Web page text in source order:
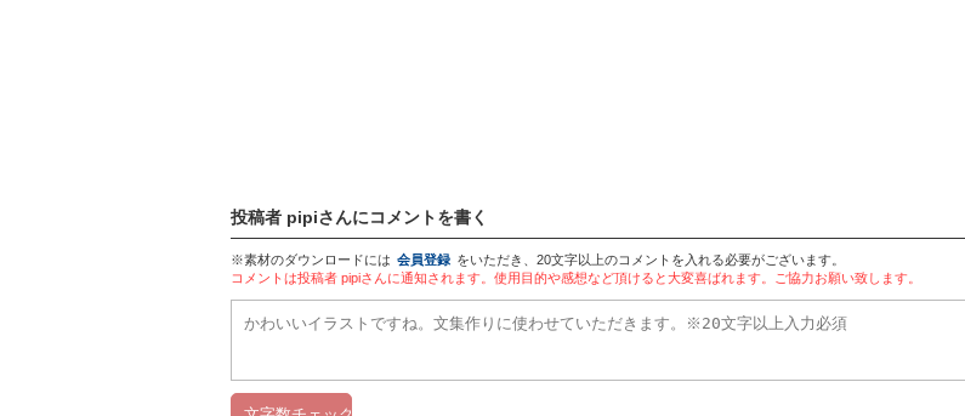
投稿者 pipiさんにコメントを書く
※素材のダウンロードには 会員登録 をいただき、20文字以上のコメントを入れる必要がございます。
コメントは投稿者 pipiさんに通知されます。使用目的や感想など頂けると大変喜ばれます。ご協力お願い致します。